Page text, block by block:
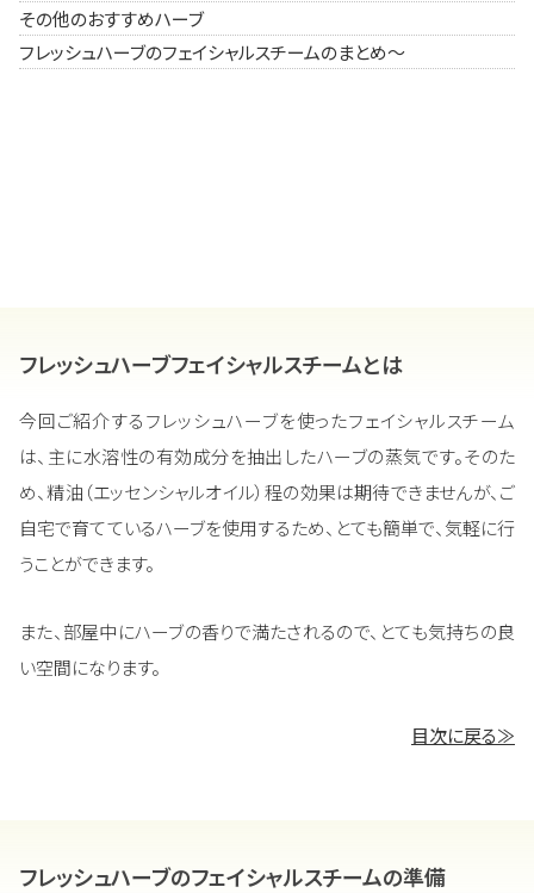
その他のおすすめハーブ
フレッシュハーブのフェイシャルスチームのまとめ～
フレッシュハーブフェイシャルスチームとは
今回ご紹介するフレッシュハーブを使ったフェイシャルスチーム
は、主に水溶性の有効成分を抽出したハーブの蒸気です。そのた
め、精油（エッセンシャルオイル）程の効果は期待できませんが、ご
自宅で育てているハーブを使用するため、とても簡単で、気軽に行
うことができます。
また、部屋中にハーブの香りで満たされるので、とても気持ちの良
い空間になります。
目次に戻る≫
フレッシュハーブのフェイシャルスチームの準備